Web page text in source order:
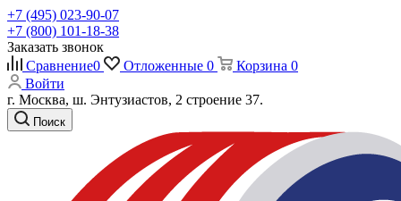
+7 (495) 023-90-07
+7 (800) 101-18-38
Заказать звонок
Сравнение0 Отложенные 0 Корзина 0
Войти
г. Москва, ш. Энтузиастов, 2 строение 37.
Поиск